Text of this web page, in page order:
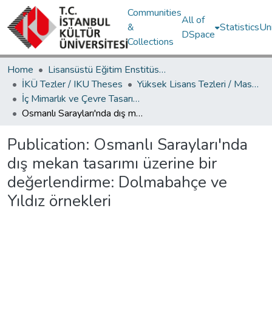
Communities
&
Collections
All of
DSpace
Statistics
Home
Lisansüstü Eğitim Enstitüsü / Postgraduate Education Institute
İKÜ Tezler / IKU Theses
Yüksek Lisans Tezleri / Master's Theses
İç Mimarlık ve Çevre Tasarımı Ana Bilim Dalı / Department of Interior Architecture and Environmental Design
Osmanlı Sarayları'nda dış mekan tasarımı üzerine bir değerlendirme: Dolmabahçe ve Yıldız örnekleri
Publication: Osmanlı Sarayları'nda
dış mekan tasarımı üzerine bir
değerlendirme: Dolmabahçe ve
Yıldız örnekleri